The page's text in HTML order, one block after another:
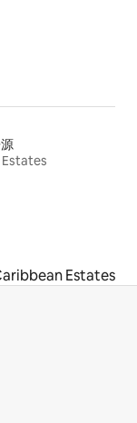
Estates